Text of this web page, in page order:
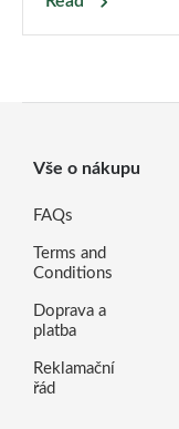
Vše o nákupu
FAQs
Terms and
Conditions
Doprava a
platba
Reklamační
řád